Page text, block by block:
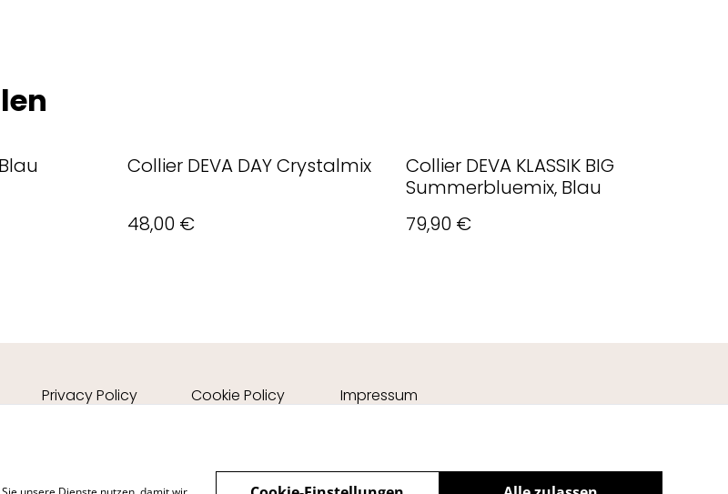
Collier DEVA DAY Crystalmix
48,00 €
Collier DEVA KLASSIK BIG
Summerbluemix, Blau
79,90 €
Privacy Policy Cookie Policy Impressum